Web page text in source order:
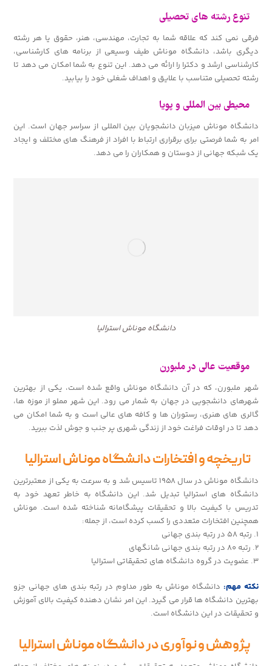
تنوع رشته های تحصیلی
فرقی نمی کند که علاقه شما به تجارت، مهندسی، هنر، حقوق یا هر رشته
دیگری باشد، دانشگاه موناش طیف وسیعی از برنامه های کارشناسی،
کارشناسی ارشد و دکترا را ارائه می دهد. این تنوع به شما امکان می دهد تا
رشته تحصیلی متناسب با علایق و اهداف شغلی خود را بیابید.
محیطی بین المللی و پویا
دانشگاه موناش میزبان دانشجویان بین المللی از سراسر جهان است. این
امر به شما فرصتی برای برقراری ارتباط با افراد از فرهنگ های مختلف و ایجاد
یک شبکه جهانی از دوستان و همکاران را می دهد.
دانشگاه موناش استرالیا
موقعیت عالی در ملبورن
شهر ملبورن، که در آن دانشگاه موناش واقع شده است، یکی از بهترین
شهرهای دانشجویی در جهان به شمار می رود. این شهر مملو از موزه ها،
گالری های هنری، رستوران ها و کافه های عالی است و به شما امکان می
دهد تا در اوقات فراغت خود از زندگی شهری پر جنب و جوش لذت ببرید.
تاریخچه و افتخارات دانشگاه موناش استرالیا
دانشگاه موناش در سال ۱۹۵۸ تاسیس شد و به سرعت به یکی از معتبرترین
دانشگاه های استرالیا تبدیل شد. این دانشگاه به خاطر تعهد خود به
تدریس با کیفیت بالا و تحقیقات پیشگامانه شناخته شده است. موناش
همچنین افتخارات متعددی را کسب کرده است، از جمله:
1. رتبه ۵۸ در رتبه بندی جهانی
2. رتبه ۸۰ در رتبه بندی جهانی شانگهای
3. عضویت در گروه دانشگاه های تحقیقاتی استرالیا
نکته مهم: دانشگاه موناش به طور مداوم در رتبه بندی های جهانی جزو
بهترین دانشگاه ها قرار می گیرد. این امر نشان دهنده کیفیت بالای آموزش
و تحقیقات در این دانشگاه است.
پژوهش و نوآوری در دانشگاه موناش استرالیا